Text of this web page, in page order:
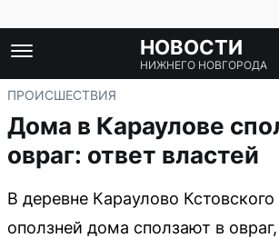
НОВОСТИ
НИЖНЕГО НОВГОРОДА
ПРОИСШЕСТВИЯ
Дома в Караулове
овраг: ответ властей
В деревне Караулово
оползней дома сползают в